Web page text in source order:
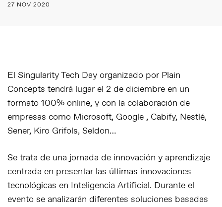
27 NOV 2020
El Singularity Tech Day organizado por Plain
Concepts tendrá lugar el 2 de diciembre en un
formato 100% online, y con la colaboración de
empresas como Microsoft, Google , Cabify, Nestlé,
Sener, Kiro Grifols, Seldon…
Se trata de una jornada de innovación y aprendizaje
centrada en presentar las últimas innovaciones
tecnológicas en Inteligencia Artificial. Durante el
evento se analizarán diferentes soluciones basadas